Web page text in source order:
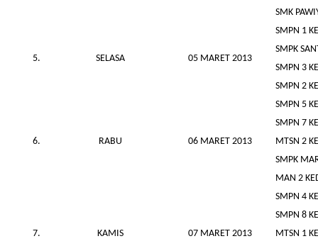
SMK
5. SELASA 05 MARET 2013
SMPN 1
SMPK
SMPN 3
SMPN 2
6. RABU 06 MARET 2013
SMPN 5
SMPN 7
MTSN 2
SMPK
MAN 2
7. KAMIS 07 MARET 2013
SMPN 4
SMPN 8
MTSN 1